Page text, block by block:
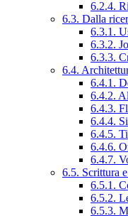
6.2.4.
6.3. Dalla
6.3.1.
6.3.2.
6.3.3.
6.4.
6.4.1.
6.4.2.
6.4.3.
6.4.4.
6.4.5.
6.4.6.
6.4.7.
6.5. Scrittura
6.5.1.
6.5.2.
6.5.3.